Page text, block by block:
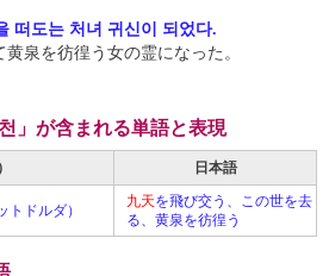
떠도는 처녀 귀신이 되었다.
泉を彷徨う女の霊になった。
」が含まれる単語と表現
日本語
トドルダ）
九天を飛び交う、この世を去
る、黄泉を彷徨う